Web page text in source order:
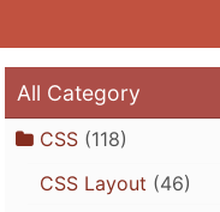
All Category
CSS (118)
CSS Layout (46)